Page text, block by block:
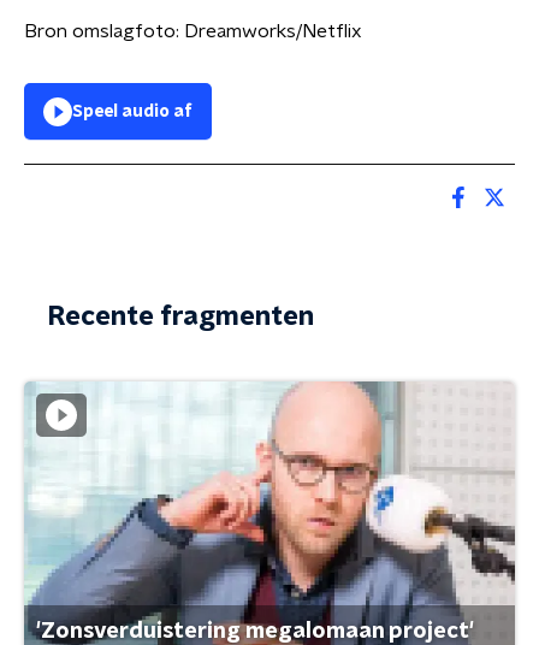
Bron omslagfoto: Dreamworks/Netflix
Speel audio af
Recente fragmenten
'Zonsverduistering megalomaan project'